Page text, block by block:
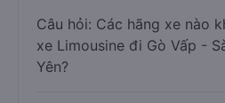
Câu hỏi: Các hãng xe nào
xe Limousine đi Gò Vấp -
Yên?